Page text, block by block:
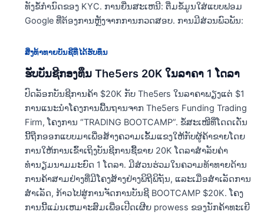
ທັງຂໍ້ກໍານົດຂອງ KYC. ການຍື່ນສະເຫນີ: ຕື່ມຂໍ້ມູນໃສ່ແບບຟອມ
Google ທີ່ຕ້ອງການຫຼັງຈາກການກວດສອບ. ການມີສ່ວນພົວພັນ:
ສິ່ງທ້າທາຍບັນຊີທີ່ໄດ້ຮັບທຶນ
ຮັບບັນຊີກອງທຶນ The5ers 20K ໃນລາຄາ 1 ໂດລາ
ປົດລັອກບັນຊີການຄ້າ $20K ກັບ The5ers ໃນລາຄາພຽງແຕ່ $1
ການແນະນໍາໂຄງການພື້ນຖານຈາກ The5ers Funding Trading
Firm, ໂຄງການ “TRADING BOOTCAMP”. ຂໍ້ສະເໜີທີ່ໂດດເດັ່ນ
ນີ້ຖືກອອກແບບມາເພື່ອສ້າງຄວາມເຂັ້ມແຂງໃຫ້ກັບຜູ້ຄ້າຂາຍໂດຍ
ການໃຫ້ການເຂົ້າເຖິງບັນຊີການຊື້ຂາຍ 20K ໂດລາສຳລັບຄ່າ
ທຳນຽມນາມມະຍົດ 1 ໂດລາ. ມີສ່ວນຮ່ວມໃນຄວາມທ້າທາຍດ້ານ
ການຄ້າສາມຢ່າງທີ່ມີໂຄງສ້າງຢ່າງພິຖີພິຖັນ, ແລະເມື່ອສຳເລັດການ
ສຳເລັດ, ກ້າວໄປສູ່ການຈັດການບັນຊີ BOOTCAMP $20K. ໂຄງ​
ການ​ນີ້​ແມ່ນ​ເຫມາະ​ສົມ​ເພື່ອ​ເປີດ​ເຜີຍ prowess ຂອງ​ນັກ​ຄ້າ​ທະ​ເຍີ​